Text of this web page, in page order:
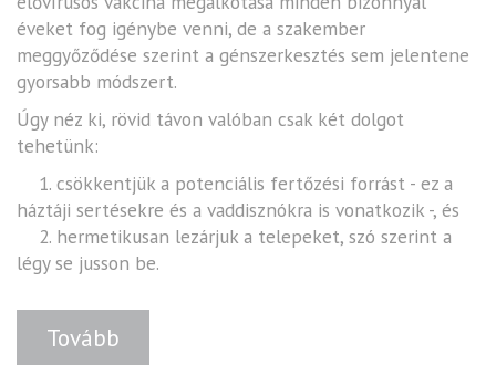
éveket fog igénybe venni, de a szakember
meggyőződése szerint a génszerkesztés sem jelentene
gyorsabb módszert.
Úgy néz ki, rövid távon valóban csak két dolgot
tehetünk:
1. csökkentjük a potenciális fertőzési forrást - ez a
háztáji sertésekre és a vaddisznókra is vonatkozik -, és
2. hermetikusan lezárjuk a telepeket, szó szerint a
légy se jusson be.
Tovább